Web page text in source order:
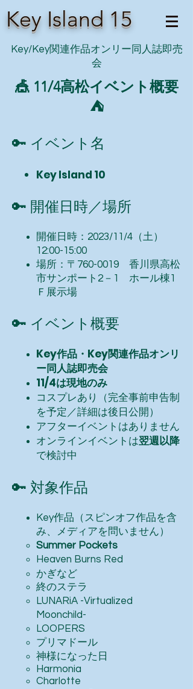
Key Island 15
Key/Key関連作品オンリー同人誌即売
会
🎪 ​11/4高松イベント概要
⛺
🔑 イベント名
Key Island 10
🔑 開催日時／場所
開催日時 ：2023/11/4（土）
12:00-15:00
場所：〒760-0019 香川県高松
市サンポート2－1 ホール棟1
Ｆ展示場​​
🔑 イベント概要
Key作品・Key関連作品オンリ
ー同人誌即売会
11/4は現地のみ
コスプレあり（完全事前申告制
を予定／詳細は後日公開）
​アフターイベントはありません
オンラインイベントは翌週以降
で検討中
🔑 対象作品
Key作品（スピンオフ作品を含
み、メディアを問いません）
Summer Pockets
Heaven Burns Red
かぎなど
終のステラ
LUNARiA -Virtualized
Moonchild-
LOOPERS
プリマドール
神様になった日
Harmonia
Charlotte